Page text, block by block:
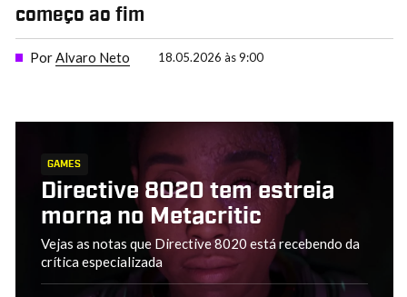
começo ao fim
PorAlvaro Neto 18.05.2026 às 9:00
GAMES
Directive 8020 tem estreia
morna no Metacritic
Vejas as notas que Directive 8020 está recebendo da
crítica especializada